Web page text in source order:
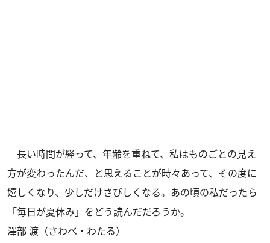
長い時間が経って、年齢を重ねて、私はものごとの見え
方が変わったんだ、と思えることが時々あって、その度に
嬉しくなり、少しだけさびしくなる。あの頃の私だったら
「毎日が夏休み」をどう読んだだろうか。
澤部 渡（さわべ・わたる）